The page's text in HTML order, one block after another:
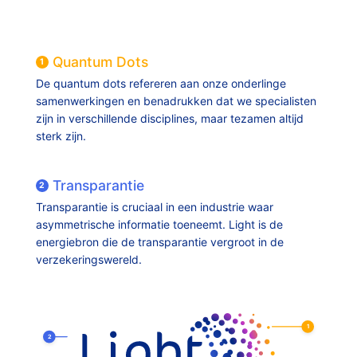
1 Quantum Dots
De quantum dots refereren aan onze onderlinge
samenwerkingen en benadrukken dat we specialisten
zijn in verschillende disciplines, maar tezamen altijd
sterk zijn.
2 Transparantie
Transparantie is cruciaal in een industrie waar
asymmetrische informatie toeneemt. Light is de
energiebron die de transparantie vergroot in de
verzekeringswereld.
2
1